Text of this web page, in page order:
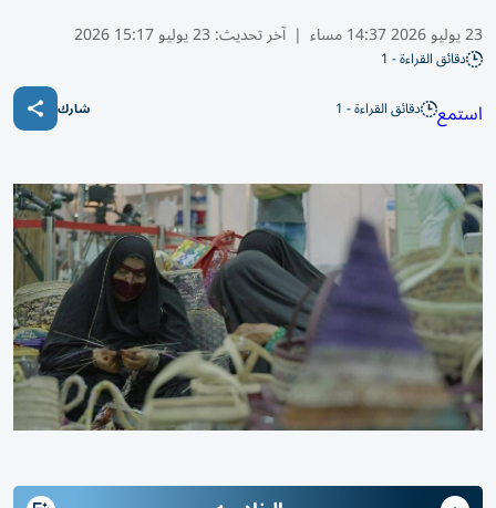
23 يوليو 2026 14:37 مساء | آخر تحديث: 23 يوليو 15:17 2026
دقائق القراءة - 1
استمع دقائق القراءة - 1 شارك